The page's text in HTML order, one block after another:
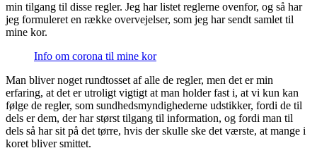
min tilgang til disse regler. Jeg har listet reglerne ovenfor, og så har
jeg formuleret en række overvejelser, som jeg har sendt samlet til
mine kor.
Info om corona til mine kor
Man bliver noget rundtosset af alle de regler, men det er min
erfaring, at det er utroligt vigtigt at man holder fast i, at vi kun kan
følge de regler, som sundhedsmyndighederne udstikker, fordi de til
dels er dem, der har størst tilgang til information, og fordi man til
dels så har sit på det tørre, hvis der skulle ske det værste, at mange i
koret bliver smittet.